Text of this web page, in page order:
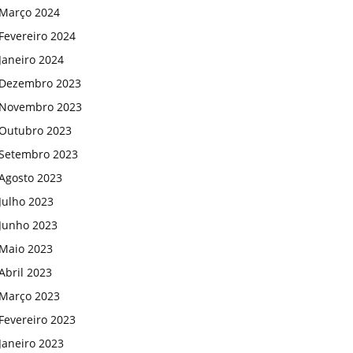
2024
2024
2024
2023
2023
2023
2023
2023
2023
2023
2023
2023
2023
2023
2023